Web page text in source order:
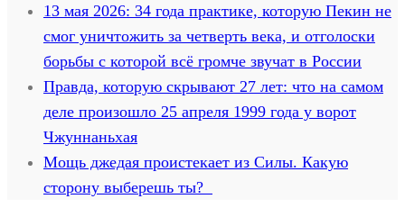
13 мая 2026: 34 года практике, которую Пекин не
смог уничтожить за четверть века, и отголоски
борьбы с которой всё громче звучат в России
Правда, которую скрывают 27 лет: что на самом
деле произошло 25 апреля 1999 года у ворот
Чжуннаньхая
Мощь джедая проистекает из Силы. Какую
сторону выберешь ты?